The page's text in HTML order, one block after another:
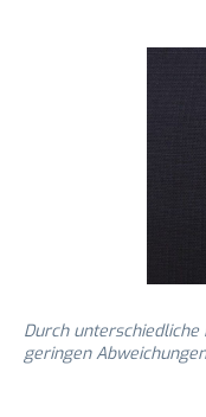
Durch
geringen